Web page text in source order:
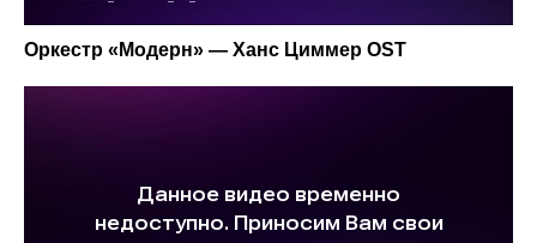
Оркестр «Модерн» — Ханс Циммер OST